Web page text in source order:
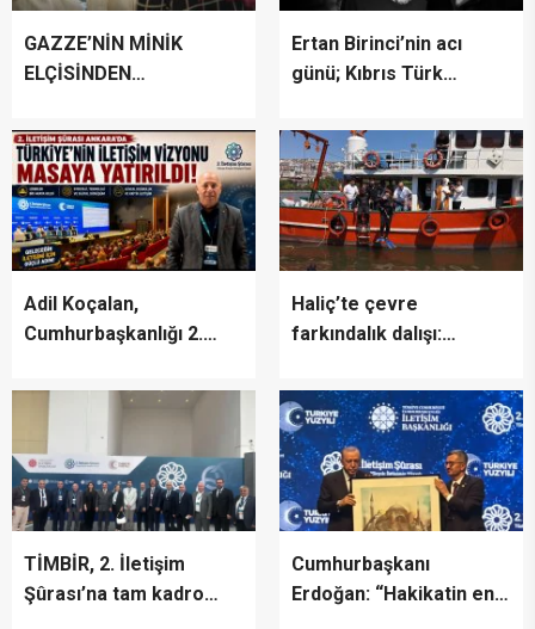
GAZZE’NİN MİNİK
ELÇİSİNDEN
DUYGUSAL MESAJ:
“BURASI BENİM İKİNCİ
EVİM”
Ertan Birinci’nin acı
günü; Kıbrıs Türk
çınarı vefat etti
Adil Koçalan,
Cumhurbaşkanlığı 2.
Haliç’te çevre
farkındalık dalışı:
asla mümkün değil”
TİMBİR, 2. İletişim
Şûrası’na tam kadro
Cumhurbaşkanı
Erdoğan: “Hakikatin en